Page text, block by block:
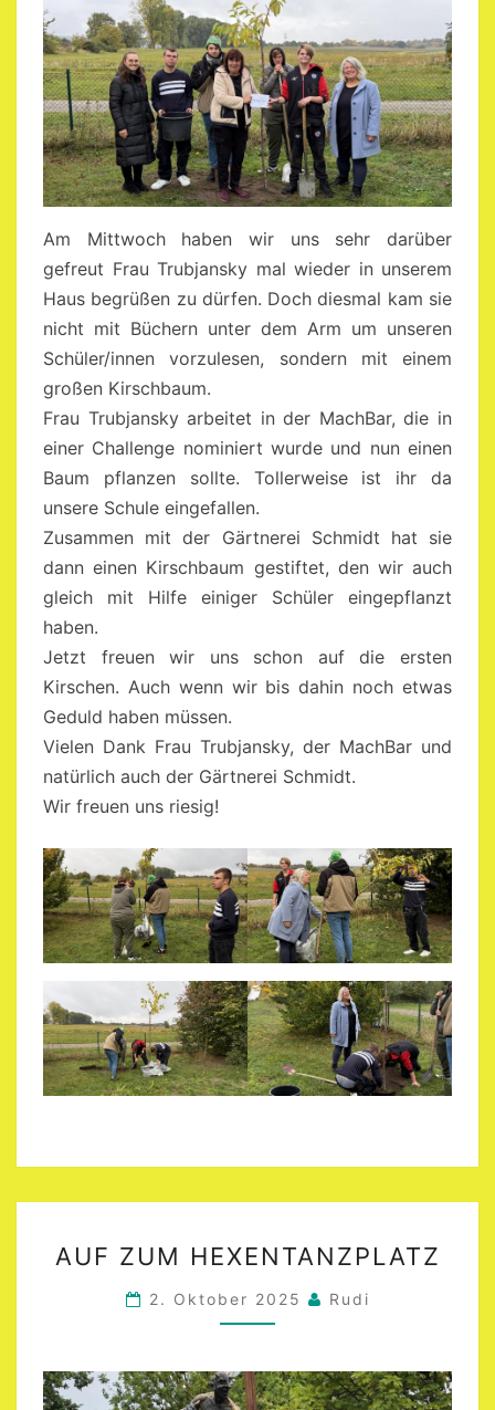
Am Mittwoch haben wir uns sehr darüber
gefreut Frau Trubjansky mal wieder in unserem
Haus begrüßen zu dürfen. Doch diesmal kam sie
nicht mit Büchern unter dem Arm um unseren
Schüler/innen vorzulesen, sondern mit einem
großen Kirschbaum.
Frau Trubjansky arbeitet in der MachBar, die in
einer Challenge nominiert wurde und nun einen
Baum pflanzen sollte. Tollerweise ist ihr da
unsere Schule eingefallen.
Zusammen mit der Gärtnerei Schmidt hat sie
dann einen Kirschbaum gestiftet, den wir auch
gleich mit Hilfe einiger Schüler eingepflanzt
haben.
Jetzt freuen wir uns schon auf die ersten
Kirschen. Auch wenn wir bis dahin noch etwas
Geduld haben müssen.
Vielen Dank Frau Trubjansky, der MachBar und
natürlich auch der Gärtnerei Schmidt.
Wir freuen uns riesig!
ZUM
HEXENTANZPLATZ
AUF ZUM HEXENTANZPLATZ
2. Oktober 2025 Rudi